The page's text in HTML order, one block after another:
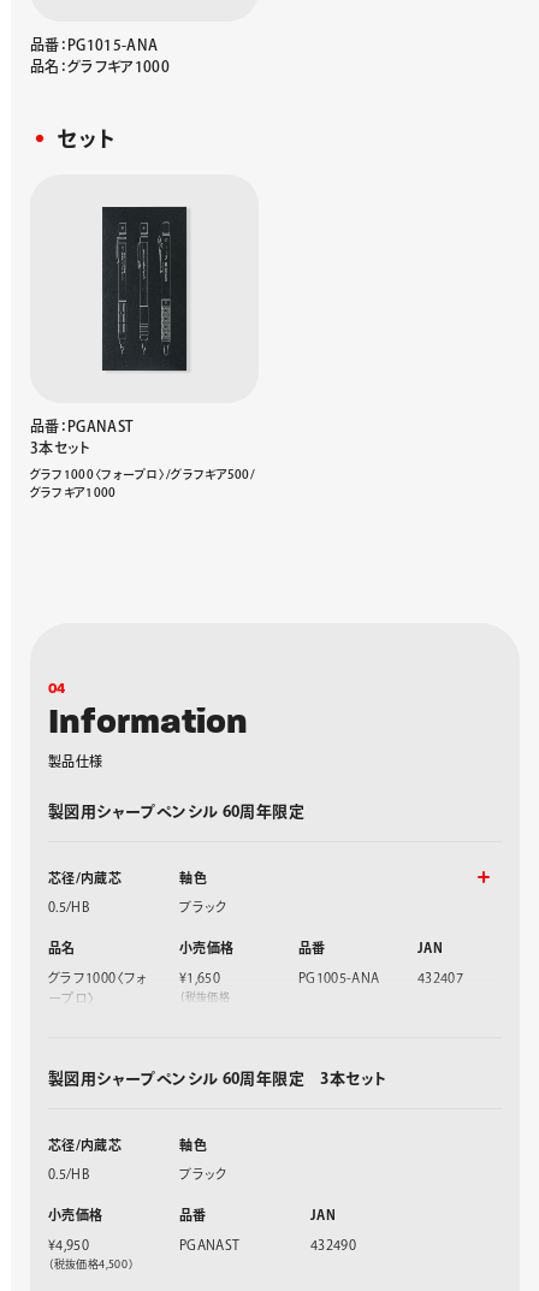
品番：PG1015-ANA
品名：グラフギア1000
セット
品番：PGANAST
3本セット
グラフ1000〈フォープロ〉/グラフギア500/
グラフギア1000
04
Information
製品仕様
製図用シャープペンシル 60周年限定
芯径/内蔵芯
0.5/HB
軸色
ブラック
品名 小売価格 品番 JAN
グラフ1000〈フォ
ープロ〉
¥1,650
（税抜価格
PG1005-ANA 432407
¥1,000）
製図用シャープペンシル 60周年限定 3本セット
芯径/内蔵芯
0.5/HB
軸色
ブラック
小売価格 品番 JAN
¥4,950
（税抜価格4,500）
PGANAST 432490